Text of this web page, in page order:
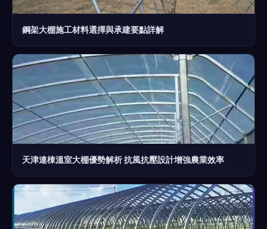
鋼架大棚施工材料選擇與承建要點詳解
天津連棟溫室大棚優勢解析 抗風抗壓設計增強農業效率